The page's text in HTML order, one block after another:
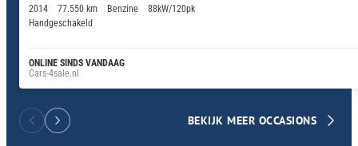
2014 77.550 km Benzine
88kW/120pk
Handgeschakeld
ONLINE SINDS VANDAAG
Cars-4sale.nl
BEKIJK MEER OCCASIONS